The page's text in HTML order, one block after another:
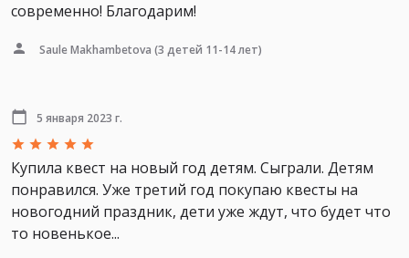
современно! Благодарим!
Saule Makhambetova (3 детей 11-14 лет)
5 января 2023 г.
Купила квест на новый год детям. Сыграли. Детям
понравился. Уже третий год покупаю квесты на
новогодний праздник, дети уже ждут, что будет что
то новенькое...